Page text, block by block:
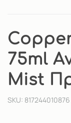
75ml
Mist
SKU: 817244010876